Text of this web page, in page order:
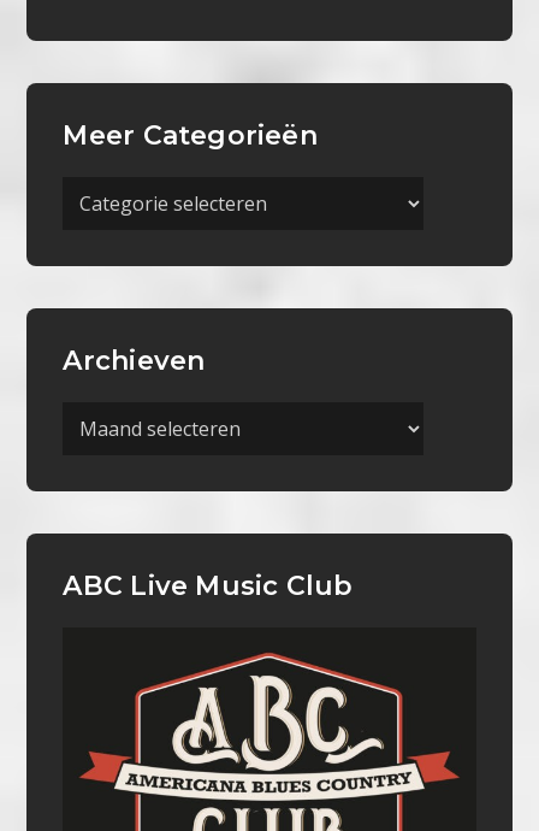
Meer Categorieën
Meer
Archieven
Archieven
ABC Live Music Club